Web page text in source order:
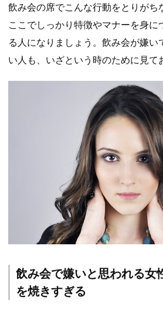
飲み会の席でこんな行動をとりがち
ここでしっかり特徴やマナーを身に
る人になりましょう。飲み会が嫌い
い人も、いざという時のために見て
飲み会で嫌いと思われる
を焼きすぎる